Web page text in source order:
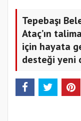
Tepebaşı
Ataç’ın
için hayata
desteği yeni